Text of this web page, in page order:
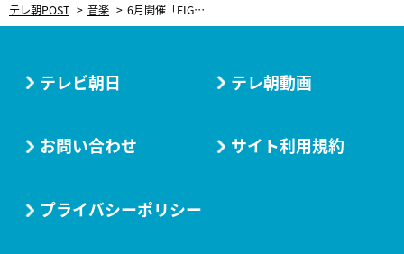
テレ朝POST 音楽 6月開催「EIGHT-JAM FES」、SUPER-EIGHTのスペシャル対バン企画にWANIMAが出演決定！
テレビ朝日 テレ朝動画
お問い合わせ サイト利用規約
プライバシーポリシー